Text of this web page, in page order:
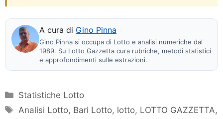
A cura di Gino Pinna
Gino Pinna si occupa di Lotto e analisi numeriche dal
1989. Su Lotto Gazzetta cura rubriche, metodi statistici
e approfondimenti sulle estrazioni.
Categorie
Statistiche Lotto
Tag
Analisi Lotto, Bari Lotto, lotto, LOTTO GAZZETTA,